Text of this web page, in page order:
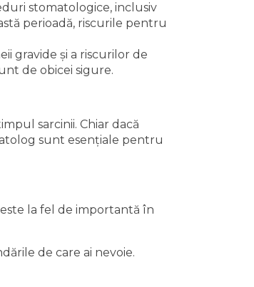
stomatologice, inclusiv
perioadă, riscurile pentru
gravide și a riscurilor de
de obicei sigure.
sarcinii. Chiar dacă
sunt esențiale pentru
la fel de importantă în
de care ai nevoie.